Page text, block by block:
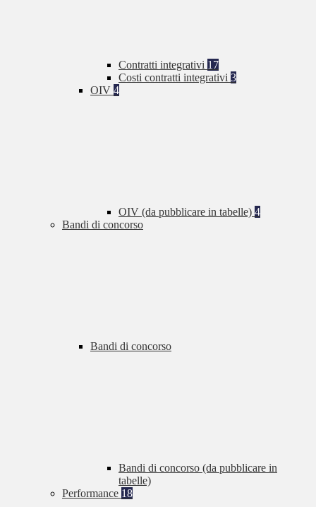
Contratti integrativi 17
Costi contratti integrativi 3
OIV 4
OIV (da pubblicare in tabelle) 4
Bandi di concorso
Bandi di concorso
Bandi di concorso (da pubblicare in
tabelle)
Performance 18